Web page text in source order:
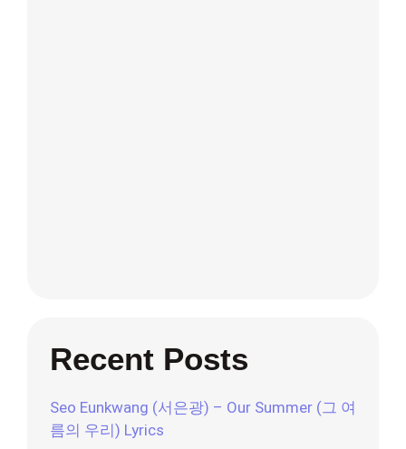
Recent Posts
Seo Eunkwang (서은광) – Our Summer (그 여
름의 우리) Lyrics